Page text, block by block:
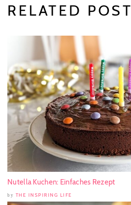
RELATED POST
Nutella Kuchen: Einfaches Rezept
by THE INSPIRING LIFE